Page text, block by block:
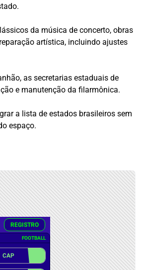
da música de concerto, obras
artística, incluindo ajustes
, as secretarias estaduais de
e manutenção da filarmônica.
a lista de estados brasileiros sem
espaço.